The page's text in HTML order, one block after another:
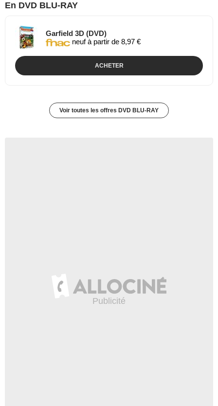
En DVD BLU-RAY
Garfield 3D (DVD)
neuf à partir de 8,97 €
ACHETER
Voir toutes les offres DVD BLU-RAY